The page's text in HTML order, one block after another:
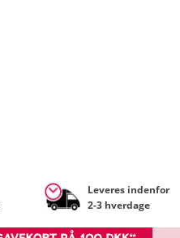
Leveres indenfor
2-3 hverdage